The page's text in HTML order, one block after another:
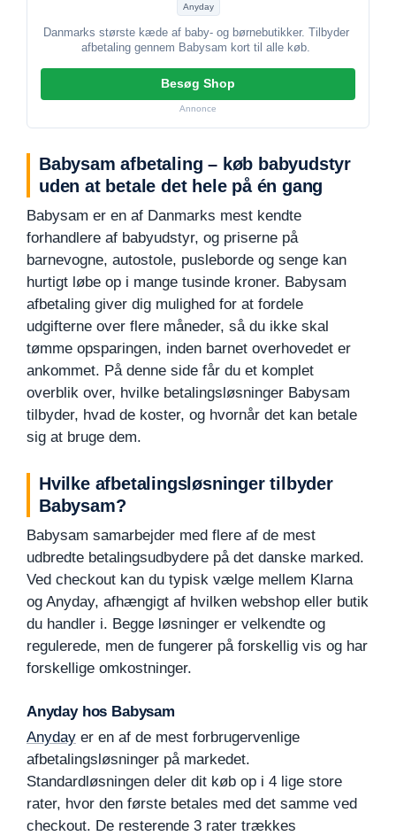
Anyday
Danmarks største kæde af baby- og børnebutikker. Tilbyder
afbetaling gennem Babysam kort til alle køb.
Besøg Shop
Annonce
Babysam afbetaling – køb babyudstyr
uden at betale det hele på én gang
Babysam er en af Danmarks mest kendte
forhandlere af babyudstyr, og priserne på
barnevogne, autostole, pusleborde og senge kan
hurtigt løbe op i mange tusinde kroner. Babysam
afbetaling giver dig mulighed for at fordele
udgifterne over flere måneder, så du ikke skal
tømme opsparingen, inden barnet overhovedet er
ankommet. På denne side får du et komplet
overblik over, hvilke betalingsløsninger Babysam
tilbyder, hvad de koster, og hvornår det kan betale
sig at bruge dem.
Hvilke afbetalingsløsninger tilbyder
Babysam?
Babysam samarbejder med flere af de mest
udbredte betalingsudbydere på det danske marked.
Ved checkout kan du typisk vælge mellem Klarna
og Anyday, afhængigt af hvilken webshop eller butik
du handler i. Begge løsninger er velkendte og
regulerede, men de fungerer på forskellig vis og har
forskellige omkostninger.
Anyday hos Babysam
Anyday er en af de mest forbrugervenlige
afbetalingsløsninger på markedet.
Standardløsningen deler dit køb op i 4 lige store
rater, hvor den første betales med det samme ved
checkout. De resterende 3 rater trækkes